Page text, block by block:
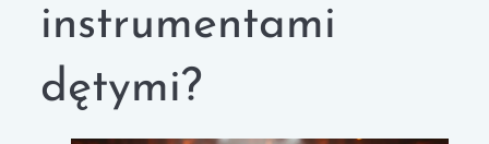
instrumentami
dętymi?